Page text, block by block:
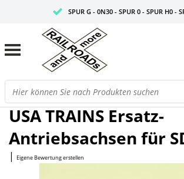
SPUR G - 0N30 - SPUR 0 - SPUR H0 -
Startseite/Ersatz-Antriebsachsen für SD70
USA TRAINS Ersatz-
Antriebsachsen für
| Eigene Bewertung erstellen